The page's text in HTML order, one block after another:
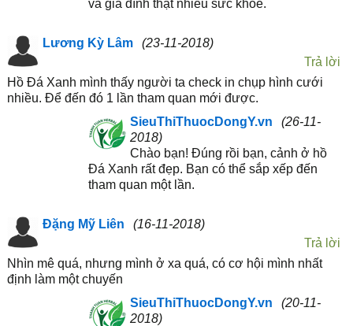
và gia đình thật nhiều sức khỏe.
Lương Kỳ Lâm
(23-11-2018)
Trả lời
Hồ Đá Xanh mình thấy người ta check in chụp hình cưới
nhiều. Để đến đó 1 lần tham quan mới được.
SieuThiThuocDongY.vn
(26-11-
2018)
Chào bạn! Đúng rồi bạn, cảnh ở hồ
Đá Xanh rất đẹp. Bạn có thể sắp xếp đến
tham quan một lần.
Đặng Mỹ Liên
(16-11-2018)
Trả lời
Nhìn mê quá, nhưng mình ở xa quá, có cơ hội mình nhất
định làm một chuyến
SieuThiThuocDongY.vn
(20-11-
2018)